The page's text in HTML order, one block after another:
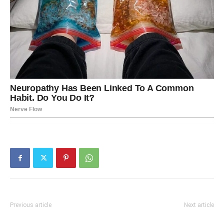
Previous article Next article